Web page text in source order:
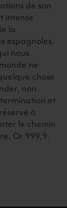
de son
intense
la
espagnoles.
nous
ne
chose
non.
et
à
le chemin
Or 999,9.